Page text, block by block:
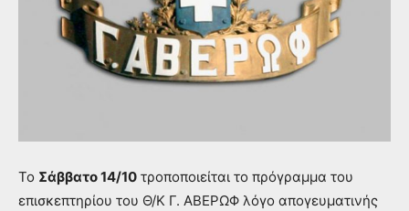
Το Σάββατο 14/10 τροποποιείται το πρόγραμμα του
επισκεπτηρίου του Θ/Κ Γ. ΑΒΕΡΩΦ λόγο απογευματινής